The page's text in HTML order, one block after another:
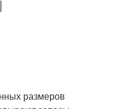
размеров